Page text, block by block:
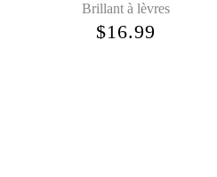
Brillant à lèvres
$16.99